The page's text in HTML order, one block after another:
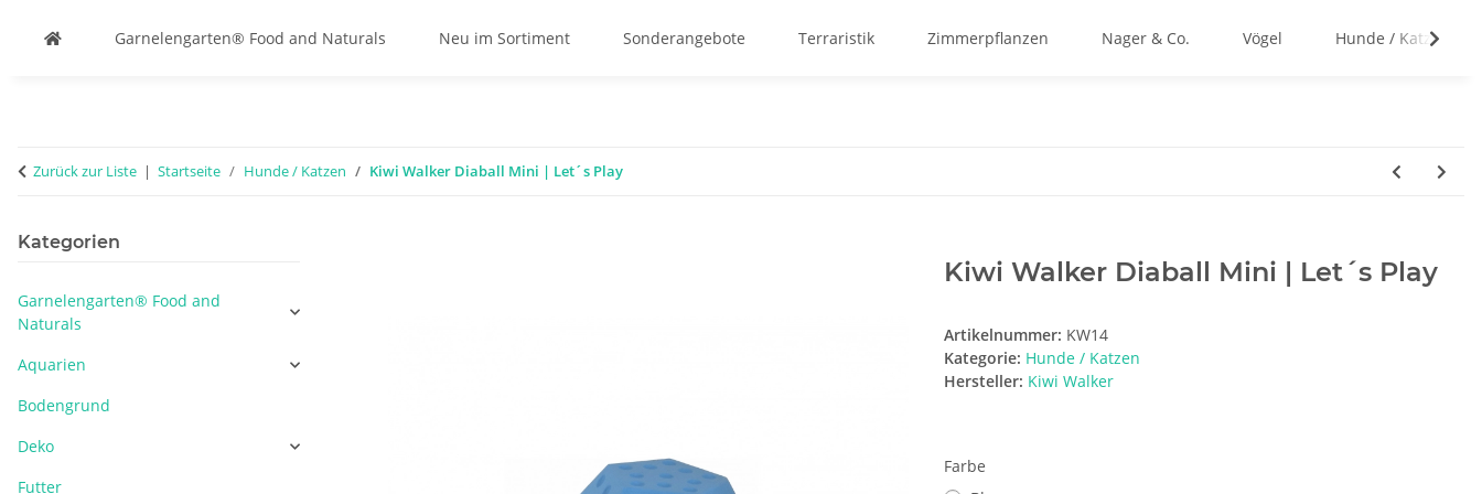
Garnelengarten® Food and Naturals Neu im Sortiment Sonderangebote Terraristik Zimmerpflanzen Nager & Co. Vögel Hunde / Katzen
Zurück zur Liste Startseite Hunde / Katzen Kiwi Walker Diaball Mini | Let´s Play
Kiwi Walker Diaball Mini | Let´s Play
Artikelnummer: KW14
Kategorie: Hunde / Katzen
Hersteller: Kiwi Walker
Farbe
Kategorien
Garnelengarten® Food and
Naturals
Aquarien
Bodengrund
Deko
Futter